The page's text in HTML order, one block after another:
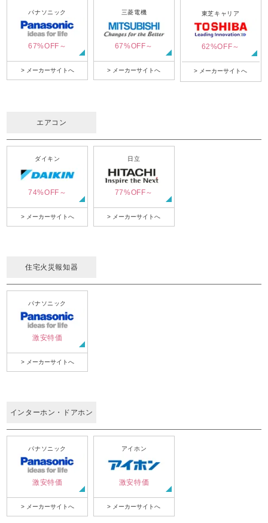
パナソニック
67%OFF～
> メーカーサイトへ
三菱電機
67%OFF～
> メーカーサイトへ
東芝キャリア
62%OFF～
> メーカーサイトへ
エアコン
ダイキン
74%OFF～
> メーカーサイトへ
日立
77%OFF～
> メーカーサイトへ
住宅火災報知器
パナソニック
激安特価
> メーカーサイトへ
インターホン・ドアホン
パナソニック
激安特価
> メーカーサイトへ
アイホン
激安特価
> メーカーサイトへ